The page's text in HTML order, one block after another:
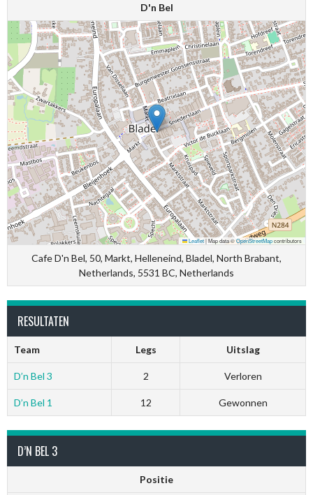
D'n Bel
Leaflet|Map data ©OpenStreetMapcontributors
Cafe D'n Bel, 50, Markt, Helleneind, Bladel, North Brabant,
Netherlands, 5531 BC, Netherlands
RESULTATEN
Team Legs Uitslag
D’n Bel 3 2 Verloren
D’n Bel 1 12 Gewonnen
D’N BEL 3
Positie